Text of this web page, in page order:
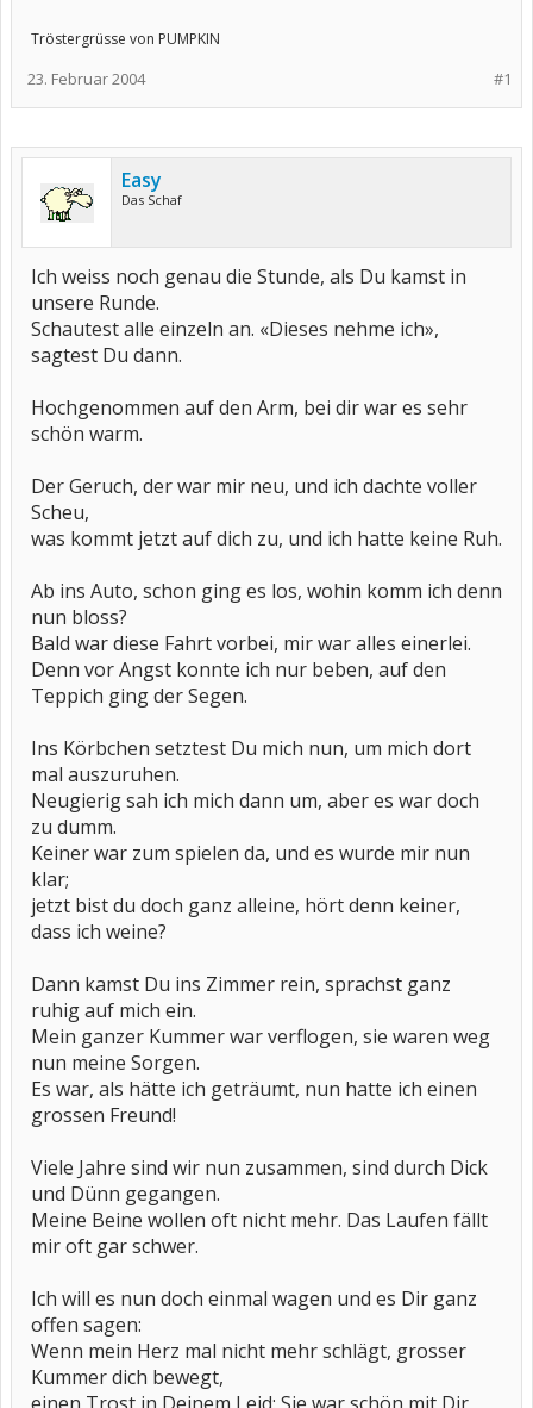
Tröstergrüsse von PUMPKIN
#1
23. Februar 2004
Easy
Das Schaf
Ich weiss noch genau die Stunde, als Du kamst in
unsere Runde.
Schautest alle einzeln an. «Dieses nehme ich»,
sagtest Du dann.
Hochgenommen auf den Arm, bei dir war es sehr
schön warm.
Der Geruch, der war mir neu, und ich dachte voller
Scheu,
was kommt jetzt auf dich zu, und ich hatte keine Ruh.
Ab ins Auto, schon ging es los, wohin komm ich denn
nun bloss?
Bald war diese Fahrt vorbei, mir war alles einerlei.
Denn vor Angst konnte ich nur beben, auf den
Teppich ging der Segen.
Ins Körbchen setztest Du mich nun, um mich dort
mal auszuruhen.
Neugierig sah ich mich dann um, aber es war doch
zu dumm.
Keiner war zum spielen da, und es wurde mir nun
klar;
jetzt bist du doch ganz alleine, hört denn keiner,
dass ich weine?
Dann kamst Du ins Zimmer rein, sprachst ganz
ruhig auf mich ein.
Mein ganzer Kummer war verflogen, sie waren weg
nun meine Sorgen.
Es war, als hätte ich geträumt, nun hatte ich einen
grossen Freund!
Viele Jahre sind wir nun zusammen, sind durch Dick
und Dünn gegangen.
Meine Beine wollen oft nicht mehr. Das Laufen fällt
mir oft gar schwer.
Ich will es nun doch einmal wagen und es Dir ganz
offen sagen:
Wenn mein Herz mal nicht mehr schlägt, grosser
Kummer dich bewegt,